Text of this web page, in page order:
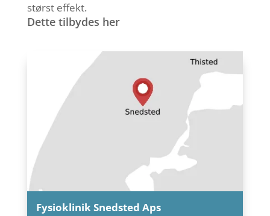
størst effekt.
Dette tilbydes her
Fysioklinik Snedsted Aps